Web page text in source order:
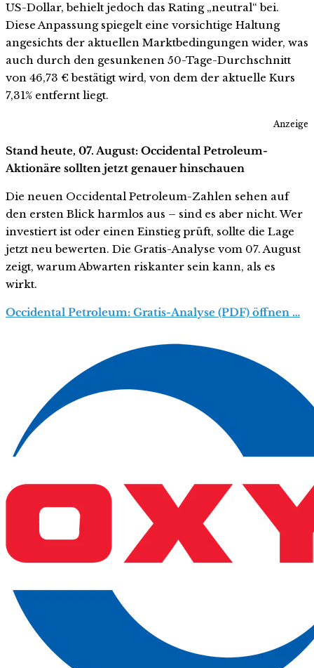
US-Dollar, behielt jedoch das Rating „neutral“ bei.
Diese Anpassung spiegelt eine vorsichtige Haltung
angesichts der aktuellen Marktbedingungen wider, was
auch durch den gesunkenen 50-Tage-Durchschnitt
von 46,73 € bestätigt wird, von dem der aktuelle Kurs
7,31% entfernt liegt.
Anzeige
Stand heute, 07. August: Occidental Petroleum-
Aktionäre sollten jetzt genauer hinschauen
Die neuen Occidental Petroleum-Zahlen sehen auf
den ersten Blick harmlos aus – sind es aber nicht. Wer
investiert ist oder einen Einstieg prüft, sollte die Lage
jetzt neu bewerten. Die Gratis-Analyse vom 07. August
zeigt, warum Abwarten riskanter sein kann, als es
wirkt.
Occidental Petroleum: Gratis-Analyse (PDF) öffnen …